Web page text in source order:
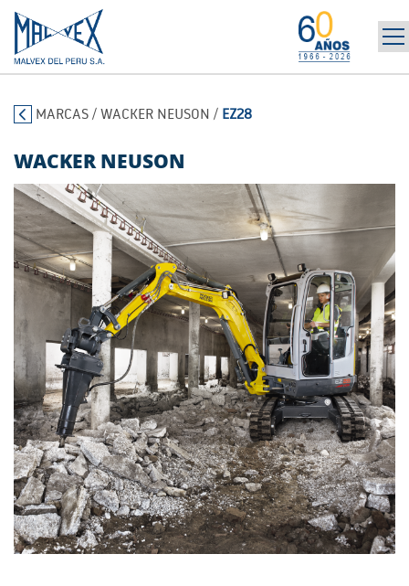
LA EMPRESA
PRODUCTOS
POST-VENTA | ALQUILER
NOTICIAS
CONTÁCTANOS
MARCAS / WACKER NEUSON / EZ28
WACKER NEUSON